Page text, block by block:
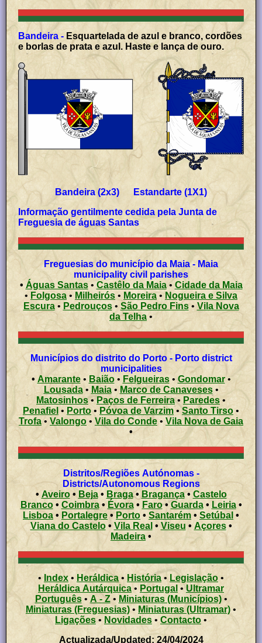
Bandeira - Esquartelada de azul e branco, cordões
e borlas de prata e azul. Haste e lança de ouro.
Bandeira (2x3) Estandarte (1X1)
Informação gentilmente cedida pela Junta de
Freguesia de águas Santas
Freguesias do município da Maia - Maia
municipality civil parishes
• Águas Santas• Castêlo da Maia• Cidade da Maia
• Folgosa • Milheirós • Moreira• Nogueira e Silva
Escura•Pedrouços• São Pedro Fins• Vila Nova
da Telha •
Municípios do distrito do Porto - Porto district
municipalities
• Amarante• Baião• Felgueiras• Gondomar•
Lousada• Maia• Marco de Canaveses•
Matosinhos•Paços de Ferreira• Paredes •
Penafiel • Porto• Póvoa de Varzim • Santo Tirso•
Trofa • Valongo • Vila do Conde • Vila Nova de Gaia
•
Distritos/Regiões Autónomas -
Districts/Autonomous Regions
• Aveiro• Beja• Braga• Bragança• Castelo
Branco• Coimbra• Évora• Faro•Guarda• Leiria•
Lisboa • Portalegre • Porto • Santarém • Setúbal •
Viana do Castelo• Vila Real • Viseu• Açores •
Madeira •
• Index• Heráldica • História • Legislação •
Heráldica Autárquica• Portugal •Ultramar
Português• A - Z• Miniaturas (Municípios)•
Miniaturas (Freguesias) • Miniaturas (Ultramar)•
Ligações • Novidades • Contacto •
Actualizada/Updated: 24/04/2024